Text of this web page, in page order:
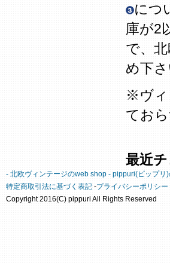
につ
庫が2
で、
め下さ
※ヴィ
てお
最近
- 北欧ヴィンテージのweb shop - pippuri(ピップリ
特定商取引法に基づく表記 -プライバシーポリシー
Copyright 2016(C) pippuri All Rights Reserved